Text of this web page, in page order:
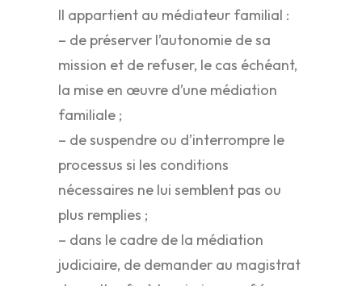
Il appartient au médiateur familial :
– de préserver l’autonomie de sa
mission et de refuser, le cas échéant,
la mise en œuvre d’une médiation
familiale ;
– de suspendre ou d’interrompre le
processus si les conditions
nécessaires ne lui semblent pas ou
plus remplies ;
– dans le cadre de la médiation
judiciaire, de demander au magistrat